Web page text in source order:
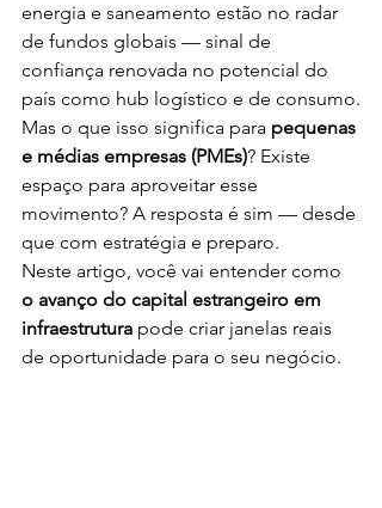
energia e saneamento estão no radar
de fundos globais — sinal de
confiança renovada no potencial do
país como hub logístico e de consumo.
Mas o que isso significa para pequenas
e médias empresas (PMEs)? Existe
espaço para aproveitar esse
movimento? A resposta é sim — desde
que com estratégia e preparo.
Neste artigo, você vai entender como
o avanço do capital estrangeiro em
infraestrutura pode criar janelas reais
de oportunidade para o seu negócio.